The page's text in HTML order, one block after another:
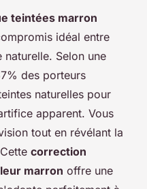
teintées marron
idéal entre
Selon une
des porteurs
naturelles pour
apparent. Vous
tout en révélant la
correction
marron offre une